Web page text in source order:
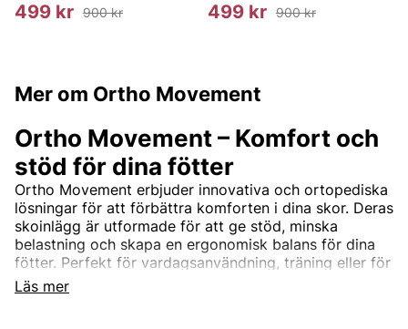
499 kr 900 kr 499 kr 900 kr
Mer om Ortho Movement
Läs mer
Ortho Movement – Komfort och
stöd för dina fötter
Ortho Movement erbjuder innovativa och ortopediska
lösningar för att förbättra komforten i dina skor. Deras
skoinlägg är utformade för att ge stöd, minska
belastning och skapa en ergonomisk balans för dina
fötter. Perfekt för vardagsanvändning, träning eller för
att lindra fotrelaterade problem, hjälper Ortho
Movement dig att må bra från grunden.